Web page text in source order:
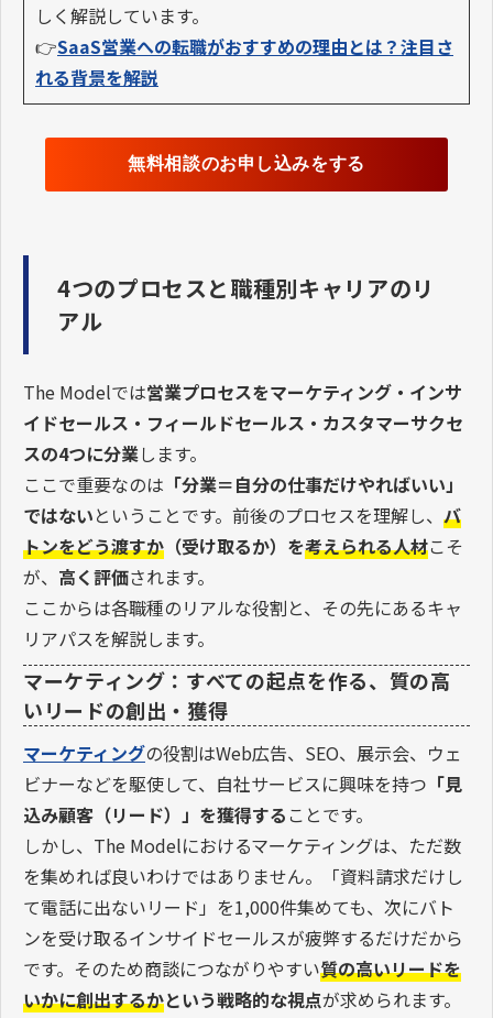
しく解説しています。
👉SaaS営業への転職がおすすめの理由とは？注目さ
れる背景を解説
無料相談のお申し込みをする
4つのプロセスと職種別キャリアのリ
アル
The Modelでは営業プロセスをマーケティング・インサ
イドセールス・フィールドセールス・カスタマーサクセ
スの4つに分業します。
ここで重要なのは 「分業＝自分の仕事だけやればいい」
ではないということです。前後のプロセスを理解し、 バ
トンをどう渡すか （受け取るか）を考えられる人材こそ
が、 高く評価されます。
ここからは各職種のリアルな役割と、その先にあるキャ
リアパスを解説します。
マーケティング：すべての起点を作る、質の高
いリードの創出・獲得
マーケティングの役割はWeb広告、SEO、展示会、ウェ
ビナーなどを駆使して、自社サービスに興味を持つ 「見
込み顧客（リード）」を獲得する ことです。
しかし、The Modelにおけるマーケティングは、ただ数
を集めれば良いわけではありません。「資料請求だけし
て電話に出ないリード」を1,000件集めても、次にバト
ンを受け取るインサイドセールスが疲弊するだけだから
です。そのため商談につながりやすい質の高いリードを
いかに創出するかという戦略的な視点が求められます。